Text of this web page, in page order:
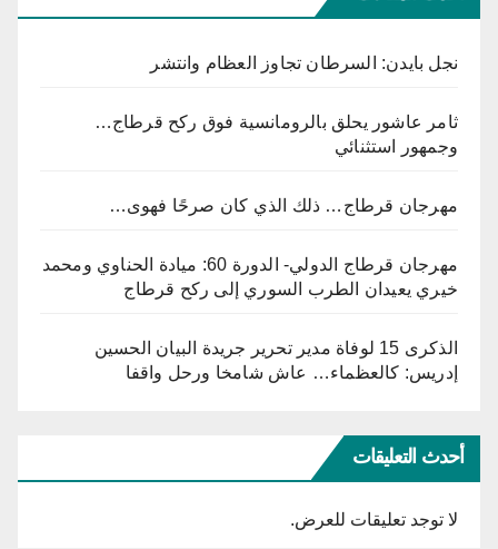
نجل بايدن: السرطان تجاوز العظام وانتشر
ثامر عاشور يحلق بالرومانسية فوق ركح قرطاج…
وجمهور استثنائي
مهرجان قرطاج… ذلك الذي كان صرحًا فهوى…
مهرجان قرطاج الدولي- الدورة 60: ميادة الحناوي ومحمد
خيري يعيدان الطرب السوري إلى ركح قرطاج
الذكرى 15 لوفاة مدير تحرير جريدة البيان الحسين
إدريس: كالعظماء… عاش شامخا ورحل واقفا
أحدث التعليقات
لا توجد تعليقات للعرض.